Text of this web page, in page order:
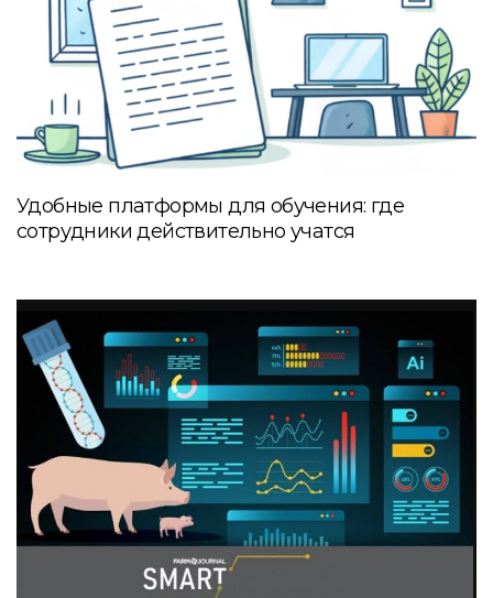
Удобные платформы для обучения: где
сотрудники действительно учатся